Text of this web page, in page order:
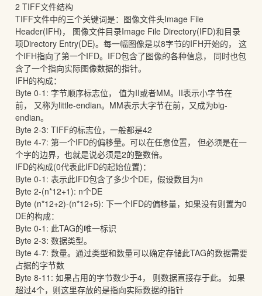
2 TIFF文件结构
TIFF文件中的三个关键词是：图像文件头Image File
Header(IFH)， 图像文件目录Image File Directory(IFD)和目录
项Directory Entry(DE)。每一幅图像是以8字节的IFH开始的， 这
个IFH指向了第一个IFD。IFD包含了图像的各种信息， 同时也包
含了一个指向实际图像数据的指针。
IFH的构成：
Byte 0-1: 字节顺序标志位， 值为II或者MM。II表示小字节在
前， 又称为little-endian。MM表示大字节在前，又成为big-
endian。
Byte 2-3: TIFF的标志位，一般都是42
Byte 4-7: 第一个IFD的偏移量。可以在任意位置， 但必须是在一
个字的边界，也就是说必须是2的整数倍。
IFD的构成(0代表此IFD的起始位置)：
Byte 0-1: 表示此IFD包含了多少个DE，假设数目为n
Byte 2-(n*12+1): n个DE
Byte (n*12+2)-(n*12+5): 下一个IFD的偏移量，如果没有则置为0
DE的构成：
Byte 0-1: 此TAG的唯一标识
Byte 2-3: 数据类型。
Byte 4-7: 数量。通过类型和数量可以确定存储此TAG的数据需要
占据的字节数
Byte 8-11: 如果占用的字节数少于4， 则数据直接存于此。 如果
超过4个，则这里存放的是指向实际数据的指针